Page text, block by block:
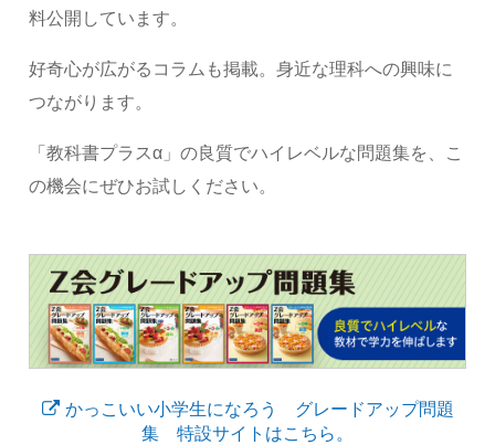
料公開しています。
好奇心が広がるコラムも掲載。身近な理科への興味に
つながります。
「教科書プラスα」の良質でハイレベルな問題集を、こ
の機会にぜひお試しください。
かっこいい小学生になろう グレードアップ問題
集 特設サイトはこちら。